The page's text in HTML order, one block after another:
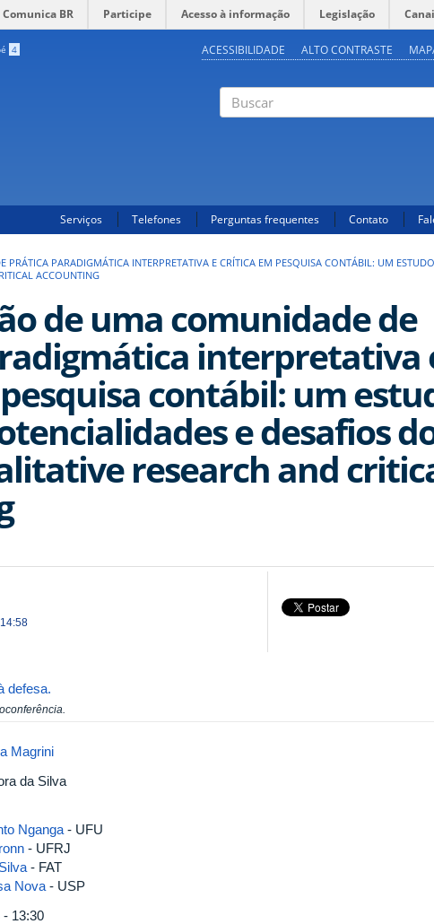
Comunica BR Participe Acesso à informação Legislação
4 ACESSIBILIDADE ALTO CONTRASTE
Serviços Telefones Perguntas frequentes Contato
PARADIGMÁTICA INTERPRETATIVA E CRÍTICA EM PESQUISA CONTÁBIL: UM
ACCOUNTING
de uma comunidade de
interpretativa
contábil: um
e desafios
research and
defesa.
Magrini
da Silva
Nganga - UFU
- UFRJ
- FAT
Nova - USP
- 13:30